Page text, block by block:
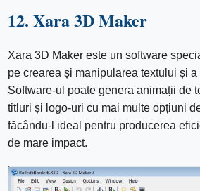
12. Xara 3D Maker
Xara 3D Maker este un software
pe crearea și manipularea textului și
Software-ul poate genera animații de
titluri și logo-uri cu mai multe opțiuni
făcându-l ideal pentru producerea
de mare impact.